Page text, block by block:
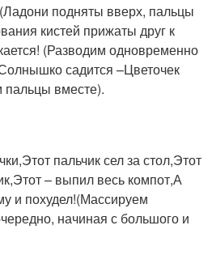
подняты вверх, пальцы
кистей прижаты друг к
(Разводим одновременно
садится –Цветочек
пальцы вместе).
пальчик сел за стол,Этот
– выпил весь компот,А
и похудел!(Массируем
начиная с большого и